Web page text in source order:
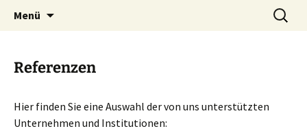
mcconn.de
IT- und Kommunikationsdienstleistungen
Menü
Suchen
nach:
Referenzen
Hier finden Sie eine Auswahl der von uns unterstützten
Unternehmen und Institutionen: